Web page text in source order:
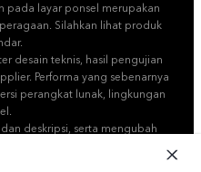
pada layar ponsel merupakan
Silahkan lihat produk
desain teknis, hasil pengujian
Performa yang sebenarnya
perangkat lunak, lingkungan
deskripsi, serta mengubah